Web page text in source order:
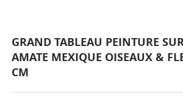
GRAND TABLEAU PEINTURE
AMATE MEXIQUE OISEAUX &
CM